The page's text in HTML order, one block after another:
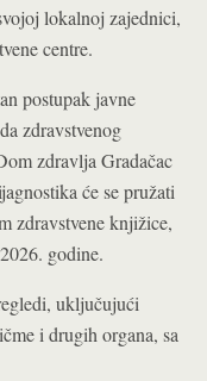
lokalnoj zajednici,
centre.
postupak javne
zdravstvenog
zdravlja Gradačac
će se pružati
zdravstvene knjižice,
godine.
uključujući
i drugih organa, sa